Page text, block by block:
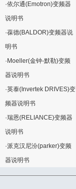
·依尔通(Emotron)变频器
说明书
·葆德(BALDOR)变频器说
明书
· Moeller(金钟-默勒)变频
器说明书
·英泰(Invertek DRIVES)变
频器说明书
·瑞恩(RELIANCE)变频器
说明书
·派克汉尼汾(parker)变频
器说明书